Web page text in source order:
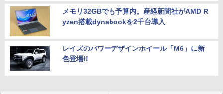
メモリ32GBでも予算内。産経新聞社がAMD R
yzen搭載dynabookを2千台導入
レイズのパワーデザインホイール「M6」に新
色登場!!